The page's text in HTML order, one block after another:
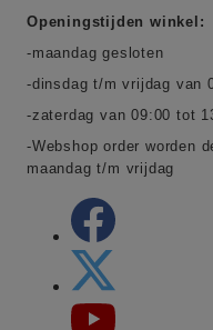
Openingstijden winkel:
-maandag gesloten
-dinsdag t/m vrijdag van
-zaterdag van 09:00 tot
-Webshop order worden
maandag t/m vrijdag